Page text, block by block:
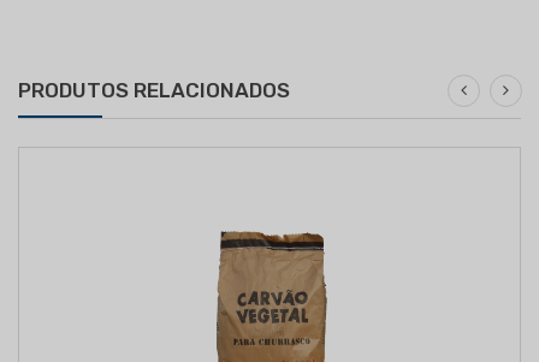
PRODUTOS RELACIONADOS